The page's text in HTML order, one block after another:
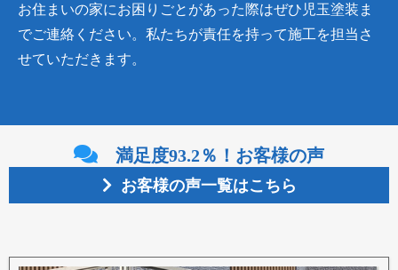
お住まいの家にお困りごとがあった際はぜひ児玉塗装ま
でご連絡ください。私たちが責任を持って施工を担当さ
せていただきます。
満足度93.2％ ！お客様の声
お客様の声一覧はこちら